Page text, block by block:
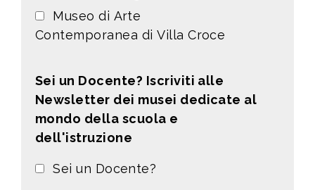
Museo di Arte
Contemporanea di Villa Croce
Sei un Docente? Iscriviti alle
Newsletter dei musei dedicate al
mondo della scuola e
dell'istruzione
Sei un Docente?